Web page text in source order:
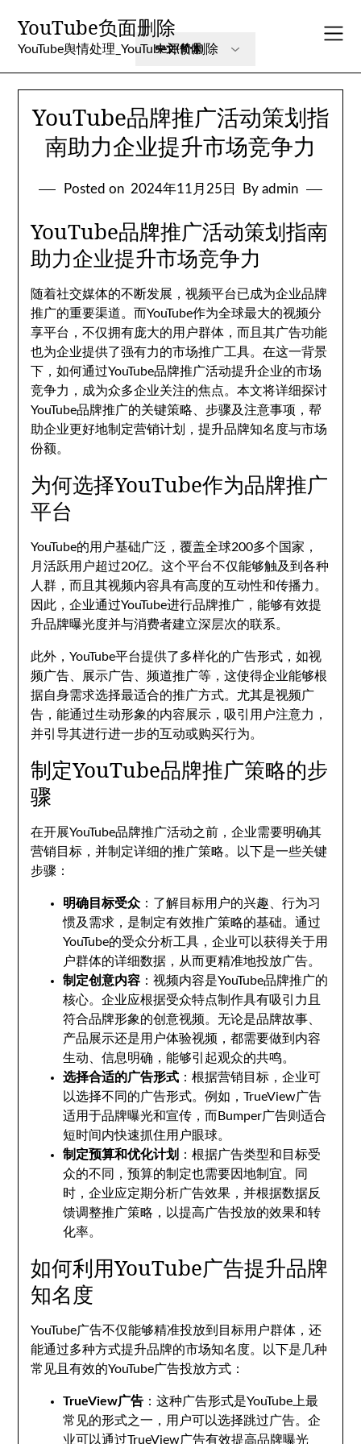
content
YouTube负面删除
YouTube舆情处理_YouTube评价删除
YouTube品牌推广活动策划指
南助力企业提升市场竞争力
Posted on 2024年11月25日 By admin
YouTube品牌推广活动策划指南
助力企业提升市场竞争力
随着社交媒体的不断发展，视频平台已成为企业品牌
推广的重要渠道。而YouTube作为全球最大的视频分
享平台，不仅拥有庞大的用户群体，而且其广告功能
也为企业提供了强有力的市场推广工具。在这一背景
下，如何通过YouTube品牌推广活动提升企业的市场
竞争力，成为众多企业关注的焦点。本文将详细探讨
YouTube品牌推广的关键策略、步骤及注意事项，帮
助企业更好地制定营销计划，提升品牌知名度与市场
份额。
为何选择YouTube作为品牌推广
平台
YouTube的用户基础广泛，覆盖全球200多个国家，
月活跃用户超过20亿。这个平台不仅能够触及到各种
人群，而且其视频内容具有高度的互动性和传播力。
因此，企业通过YouTube进行品牌推广，能够有效提
升品牌曝光度并与消费者建立深层次的联系。
此外，YouTube平台提供了多样化的广告形式，如视
频广告、展示广告、频道推广等，这使得企业能够根
据自身需求选择最适合的推广方式。尤其是视频广
告，能通过生动形象的内容展示，吸引用户注意力，
并引导其进行进一步的互动或购买行为。
制定YouTube品牌推广策略的步
骤
在开展YouTube品牌推广活动之前，企业需要明确其
营销目标，并制定详细的推广策略。以下是一些关键
步骤：
明确目标受众 ：了解目标用户的兴趣、行为习
惯及需求，是制定有效推广策略的基础。通过
YouTube的受众分析工具，企业可以获得关于用
户群体的详细数据，从而更精准地投放广告。
制定创意内容 ：视频内容是YouTube品牌推广的
核心。企业应根据受众特点制作具有吸引力且
符合品牌形象的创意视频。无论是品牌故事、
产品展示还是用户体验视频，都需要做到内容
生动、信息明确，能够引起观众的共鸣。
选择合适的广告形式 ：根据营销目标，企业可
以选择不同的广告形式。例如，TrueView广告
适用于品牌曝光和宣传，而Bumper广告则适合
短时间内快速抓住用户眼球。
制定预算和优化计划
：根据广告类型和目标受
众的不同，预算的制定也需要因地制宜。同
时，企业应定期分析广告效果，并根据数据反
馈调整推广策略，以提高广告投放的效果和转
化率。
如何利用YouTube广告提升品牌
知名度
YouTube广告不仅能够精准投放到目标用户群体，还
能通过多种方式提升品牌的市场知名度。以下是几种
常见且有效的YouTube广告投放方式：
TrueView广告 ：这种广告形式是YouTube上最
常见的形式之一，用户可以选择跳过广告。企
业可以通过TrueView广告有效提高品牌曝光